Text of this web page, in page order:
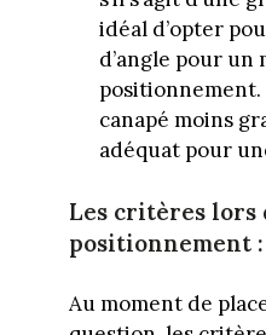
idéal d’opter
d’angle pour un
positionnement.
canapé moins
adéquat pour
Les critères lors
positionnement :
Au moment de